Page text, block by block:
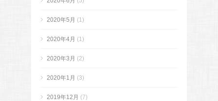
2020年5月 (1)
2020年4月 (1)
2020年3月 (2)
2020年1月 (3)
2019年12月 (7)